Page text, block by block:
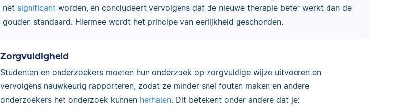
net significant worden, en concludeert vervolgens dat de nieuwe therapie beter werkt dan de
gouden standaard. Hiermee wordt het principe van eerlijkheid geschonden.
Zorgvuldigheid
Studenten en onderzoekers moeten hun onderzoek op zorgvuldige wijze uitvoeren en
vervolgens nauwkeurig rapporteren, zodat ze minder snel fouten maken en andere
onderzoekers het onderzoek kunnen herhalen. Dit betekent onder andere dat je: